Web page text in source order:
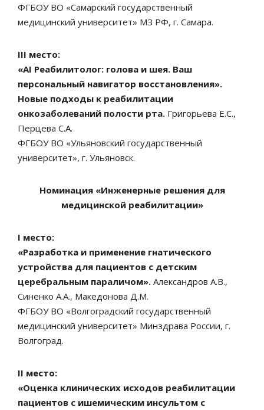
ФГБОУ ВО «Самарский государственный
медицинский университет» МЗ РФ, г. Самара.
III место:
«AI Реабилитолог: голова и шея. Ваш
персональный навигатор восстановления».
Новые подходы к реабилитации
онкозаболеваний полости рта. Григорьева Е.С.,
Перцева С.А.
ФГБОУ ВО «Ульяновский государственный
университет», г. Ульяновск.
Номинация «Инженерные решения для
медицинской реабилитации»
I место:
«Разработка и применение гнатического
устройства для пациентов с детским
церебральным параличом». Александров А.В.,
Синенко А.А., Македонова Д.М.
ФГБОУ ВО «Волгоградский государственный
медицинский университет» Минздрава России, г.
Волгоград.
II место:
«Оценка клинических исходов реабилитации
пациентов с ишемическим инсультом с